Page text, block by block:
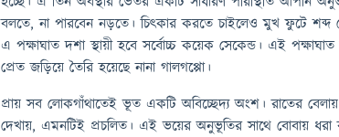
বলতে, না পারবেন নড়তে। চিৎকার করতে চাইলেও মুখ ফুটে শব্দ
এ পক্ষাঘাত দশা স্থায়ী হবে সর্বোচ্চ কয়েক সেকেন্ড। এই
প্রেত জড়িয়ে তৈরি হয়েছে নানা গালগপ্পো।
প্রায় সব লোকগাঁথাতেই ভূত একটি অবিচ্ছেদ্য অংশ। রাতের
দেখায়, এমনটিই প্রচলিত। এই ভয়ের অনুভূতির সাথে বোবায় ধরা